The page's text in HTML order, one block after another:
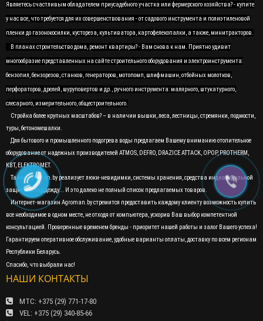
Являетесь счастливым обладателем приусадебного участка или фермерского хозяйства? - купите
у нас все, что требуется для их совершенствования - от садового инструмента и полиэтиленовой
пленки до газонокосилки, кустореза, культиватора, картофелекопалки, а также, минитракторов.
В планах строительство дома, ремонт квартиры? - Вам снова к нам. Приятно удивит
многообразие представленных на сайте строительного оборудования и электроинструмента:
бензопил, бензорезов, станков, генераторов, мотопомп, шлифмашин, отбойных молотков,
перфораторов, дрелей, шуруповертов и др., ручного инструмента: малярного, штукатурного,
слесарного, измерительного, общестроительного.
Стройка более крупных масштабов? – в наличии вышки, леса, лестницы, стремянки, подмости,
туры, бетономешалки.
Для бытового и промышленного подогрева воды предлагаем Вашему вниманию отопительное
оборудование от надежных производителей ATMOS, DEFRO, DRAZICE ATTACK, OPOP, PROTHERM,
KBT, ELEKTROMET.
Также Agroman.by реализует люки-невидимки, системы хранения, средства индивидуальной
защиты, спецодежду... И это далеко не полный список предлагаемых товаров.
Интернет-магазин Agroman.by стремится предоставить каждому клиенту возможность купить
все необходимое в одном месте, не отходя от компьютера, ускорив Ваш выбор компетентной
консультацией. Проверенные временем бренды - приоритет нашей работы и залог Вашего успеха!
Гарантируем оперативное обслуживание, удобные варианты оплаты, доставку по всем регионам
Республики Беларусь.
Спасибо, что выбрали нас!
НАШИ КОНТАКТЫ
МТС: +375 (29) 771-17-80
VEL: +375 (29) 340-85-66